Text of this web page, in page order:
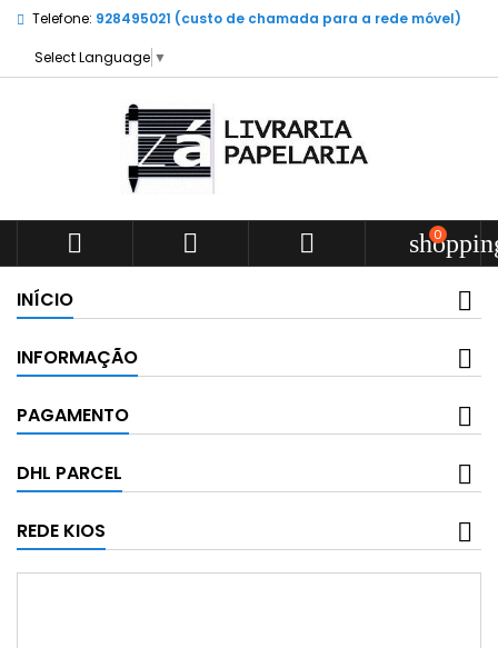
Telefone: 928495021 (custo de chamada para a rede móvel)
Select Language ▼
   0
INÍCIO
INFORMAÇÃO
PAGAMENTO
DHL PARCEL
REDE KIOS